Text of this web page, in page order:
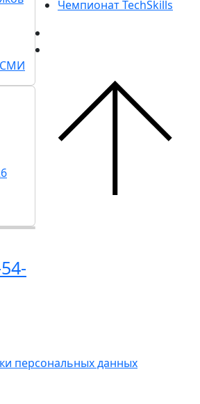
СМИ
Чемпионат TechSkills
персональных данных